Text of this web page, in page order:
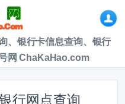
、银行卡信息查询、银行
网 ChaKaHao.com
行网点查询